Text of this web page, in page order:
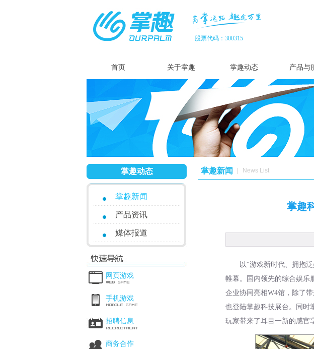
股票代码：300315
首页 关于掌趣 掌趣动态 产品与
掌趣动态
掌趣新闻
产品资讯
媒体报道
网页游戏
手机游戏
招聘信息
商务合作
掌趣新闻 News List
掌趣
以“游戏新时代、拥抱泛
帷幕。国内领先的综合娱乐
企业协同亮相W4馆，除了
也登陆掌趣科技展台。同时
玩家带来了耳目一新的感官